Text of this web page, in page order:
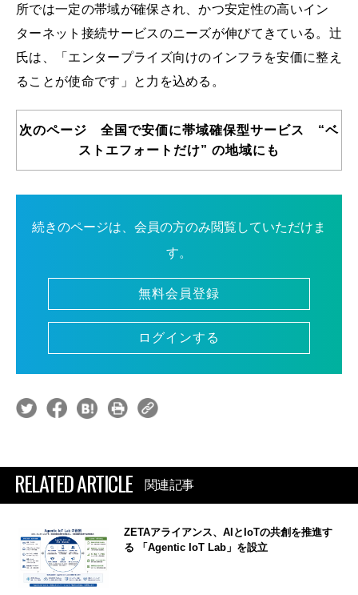
所では一定の帯域が確保され、かつ安定性の高いイン
ターネット接続サービスのニーズが伸びてきている。辻
氏は、「エンタープライズ向けのインフラを安価に整え
ることが使命です」と力を込める。
次のページ 全国で安価に帯域確保型サービス “ベ
ストエフォートだけ” の地域にも
続きのページは、会員の方のみ閲覧していただけま
す。
無料会員登録
ログインする
RELATED ARTICLE 関連記事
ZETAアライアンス、AIとIoTの共創を推進す
る 「Agentic IoT Lab」を設立